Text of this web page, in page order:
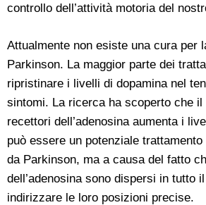
controllo dell’attività motoria del
Attualmente non esiste una cura per
Parkinson. La maggior parte dei
ripristinare i livelli di dopamina nel
sintomi. La ricerca ha scoperto che
recettori dell’adenosina aumenta i
può essere un potenziale
da Parkinson, ma a causa del fatto
dell’adenosina sono dispersi in tutto
indirizzare le loro posizioni precise.